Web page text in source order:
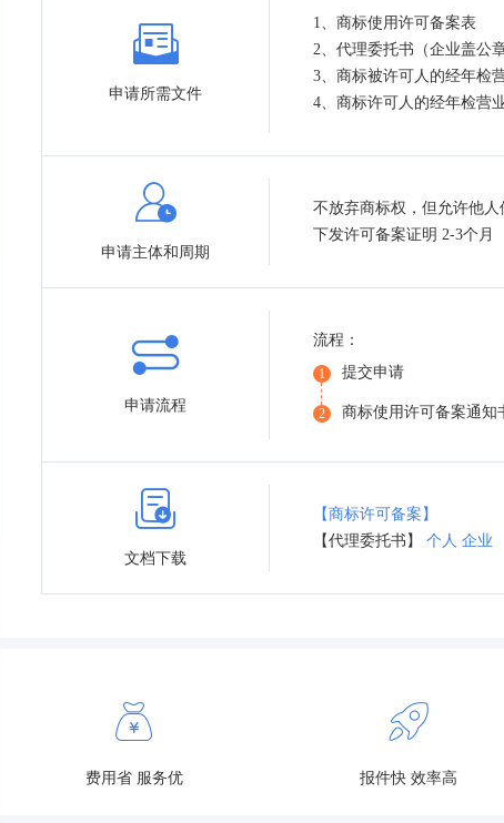
申请所需文件
1、商标使用许可备案表
2、代理委托书（企业盖公
3、商标被许可人的经年检
4、商标许可人的经年检营
申请主体和周期
不放弃商标权，但允许他
下发许可备案证明 2-3个月
申请流程
流程：
1 提交申请
2 商标使用许可备案通知
文档下载
【商标许可备案】
【代理委托书】 个人 企业
费用省 服务优 报件快 效率高